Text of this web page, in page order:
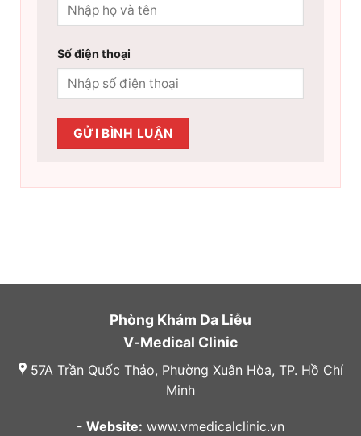
Số điện thoại
Phòng Khám Da Liễu
V-Medical Clinic
57A Trần Quốc Thảo, Phường Xuân Hòa, TP. Hồ Chí
Minh
- Website: www.vmedicalclinic.vn